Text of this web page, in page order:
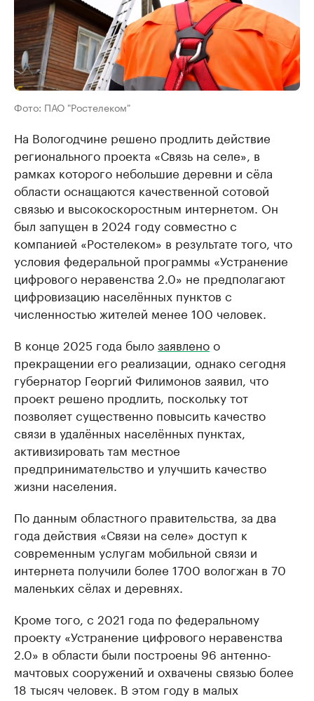
Фото: ПАО "Ростелеком"
На Вологодчине решено продлить действие
регионального проекта «Связь на селе», в
рамках которого небольшие деревни и сёла
области оснащаются качественной сотовой
связью и высокоскоростным интернетом. Он
был запущен в 2024 году совместно с
компанией «Ростелеком» в результате того, что
условия федеральной программы «Устранение
цифрового неравенства 2.0» не предполагают
цифровизацию населённых пунктов с
численностью жителей менее 100 человек.
В конце 2025 года былозаявленоо
прекращении его реализации, однако сегодня
губернатор Георгий Филимонов заявил, что
проект решено продлить, поскольку тот
позволяет существенно повысить качество
связи в удалённых населённых пунктах,
активизировать там местное
предпринимательство и улучшить качество
жизни населения.
По данным областного правительства, за два
года действия «Связи на селе» доступ к
современным услугам мобильной связи и
интернета получили более 1700 вологжан в 70
маленьких сёлах и деревнях.
Кроме того, с 2021 года по федеральному
проекту «Устранение цифрового неравенства
2.0» в области были построены 96 антенно-
мачтовых сооружений и охвачены связью более
18 тысяч человек. В этом году в малых